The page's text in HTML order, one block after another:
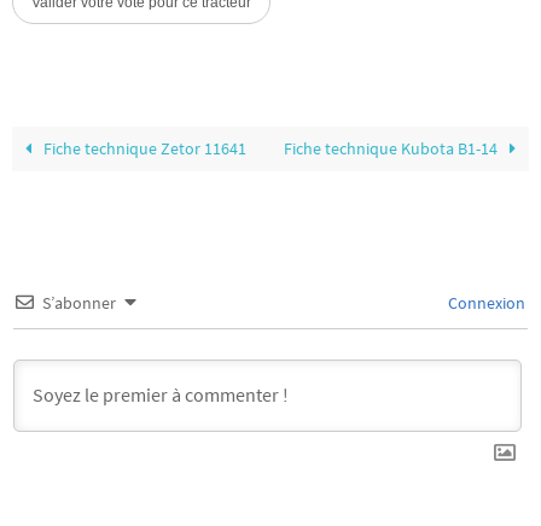
Fiche technique Zetor 11641 Fiche technique Kubota B1-14
S’abonner Connexion